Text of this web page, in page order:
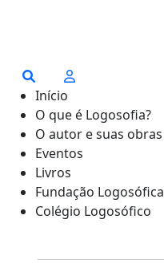
Início
O que é Logosofia?
O autor e suas obras
Eventos
Livros
Fundação Logosófica
Colégio Logosófico